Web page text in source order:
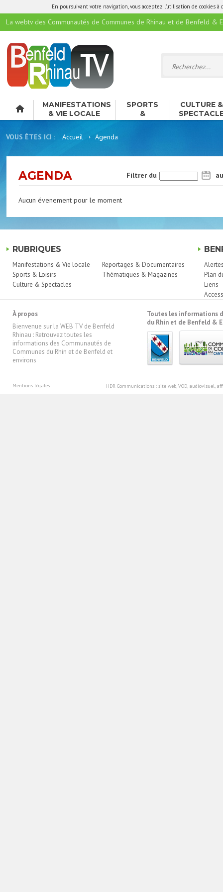
En poursuivant votre navigation, vous acceptez l'utilisation de cookies
La webtv des Communautés de Communes de Rhinau et de Benfeld &
MANIFESTATIONS
& VIE LOCALE
SPORTS
&
LOISIRS
CULTURE &
VOUS ÊTES ICI : Accueil Agenda
AGENDA Filtrer du
Aucun évenement pour le moment
RUBRIQUES
Manifestations & Vie locale
Sports & Loisirs
Culture & Spectacles
Reportages & Documentaires
Thématiques & Magazines
Plan
Liens
À propos
Bienvenue sur la WEB TV de Benfeld
Rhinau : Retrouvez toutes les
informations des Communautés de
Communes du Rhin et de Benfeld et
environs
Toutes les informations
du Rhin et de Benfeld &
Mentions légales HDR Communications : site web, VOD, audiovisuel,